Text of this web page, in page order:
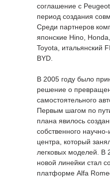
соглашение с
период создания
Среди партнеров
японские Hino,
Toyota, итальянский
BYD.
В 2005 году было
решение о
самостоятельного
Первым шагом по
плана явилось
собственного
центра, который
легковых моделей. В
новой линейки стал
платформе Alfa